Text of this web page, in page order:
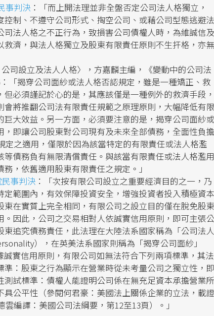
事判決 ：「而上開法理並非全盤否定公司法人格獨立，
制、不遵守公司形式、掏空公司、或藉公司型態逃避法
法人格之不正行為，致損害公司債權人時，為維誠信及
濟，與法人格獨立及股東有限責任原則不生扞格，亦無
司設立及法人人格〉，方嘉麟主編，《變動中的公司法
「揭穿公司面紗或法人格否認規定，雖是一種矯正、救
必須謹記於心的是，其應該僅是一種例外的救濟手段，
將推翻公司法有限責任規範之原理原則，大幅降低有限
大效益。另一方面，必須要注意的是，揭穿公司面紗或
即讓公司股東對公司現有及未來全部債務，全面性負擔
定之適用，僅限於因為該當特定的有限責任或法人格濫
債務負有無限清償責任。與該當有限責任或法人格濫用
，依舊適用股東有限責任之規定。」
事判決 ：「次按有限公司設立之重要經濟目的之一，乃
範圍內，有效保障投資安全，增強投資者投入積極資本
在實質上完全相同，有限公司之設立目的僅在脫免股東
因此，公司之交易相對人依誠實信用原則，即可主張公
追究債務責任，此法理在大陸法系國家稱為「公司法人
），在英美法系國家則稱為「揭穿公司面紗」
實信用原則，有限公司如無法符合下列兩項標準，其法
：股東之行為顯示在營業時從未考量公司之獨立性，即
試標準：債權人能證明公司係在無充足資本承擔營業所
公平性（參閱何君豪：美國法上關係企業的立法，載證
編譯：美國公司法綱要，第12至13頁）。」